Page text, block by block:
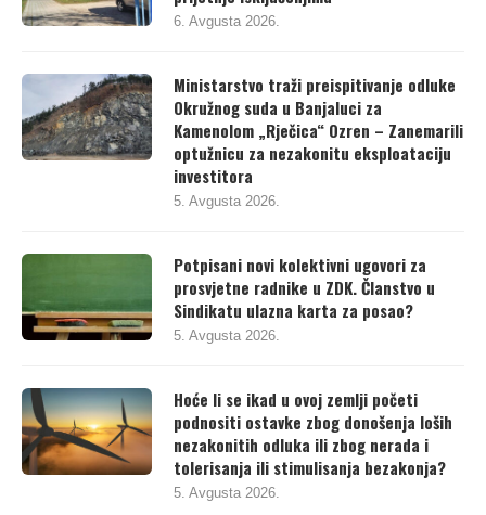
6. Avgusta 2026.
Ministarstvo traži preispitivanje odluke
Okružnog suda u Banjaluci za
Kamenolom „Rječica“ Ozren – Zanemarili
optužnicu za nezakonitu eksploataciju
investitora
5. Avgusta 2026.
Potpisani novi kolektivni ugovori za
prosvjetne radnike u ZDK. Članstvo u
Sindikatu ulazna karta za posao?
5. Avgusta 2026.
Hoće li se ikad u ovoj zemlji početi
podnositi ostavke zbog donošenja loših
nezakonitih odluka ili zbog nerada i
tolerisanja ili stimulisanja bezakonja?
5. Avgusta 2026.